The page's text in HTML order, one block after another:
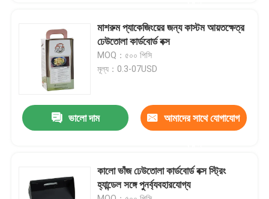
মান নিয়ন্ত্রণ
যোগাযোগ করুন
উদ্ধৃতির জন্য আবেদন
কার্ডবোর্ড টিউব উপহার বাক্স
মাশরুম প্যাকেজিংয়ের জন্য কাস্টম আয়তক্ষেত্র
ঢেউতোলা কার্ডবোর্ড বক্স
MOQ：৫০০ পিসি
মূল্য：0.3-07USD
ভালো দাম আমাদের সাথে যোগাযোগ
কালো ভাঁজ ঢেউতোলা কার্ডবোর্ড বক্স স্ট্রিং
হ্যান্ডেল সঙ্গে পুনর্ব্যবহারযোগ্য